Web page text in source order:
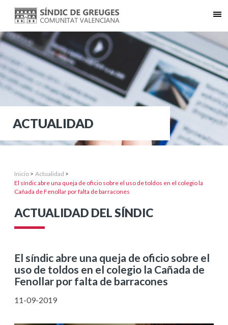
ACTUALIDAD
Inicio > Actualidad >
El síndic abre una queja de oficio sobre el uso de toldos en el colegio la
Cañada de Fenollar por falta de barracones
ACTUALIDAD DEL SÍNDIC
El síndic abre una queja de oficio sobre el
uso de toldos en el colegio la Cañada de
Fenollar por falta de barracones
11-09-2019